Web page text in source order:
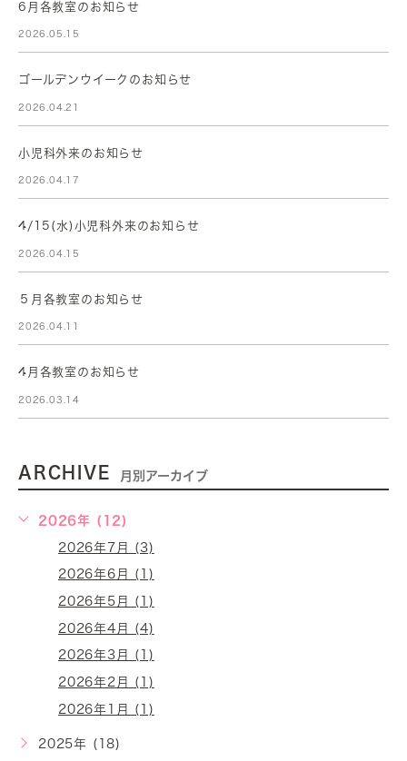
6月各教室のお知らせ
2026.05.15
ゴールデンウイークのお知らせ
2026.04.21
小児科外来のお知らせ
2026.04.17
4/15(水)小児科外来のお知らせ
2026.04.15
５月各教室のお知らせ
2026.04.11
4月各教室のお知らせ
2026.03.14
ARCHIVE 月別アーカイブ
2026年 (12)
2026年7月 (3)
2026年6月 (1)
2026年5月 (1)
2026年4月 (4)
2026年3月 (1)
2026年2月 (1)
2026年1月 (1)
2025年 (18)